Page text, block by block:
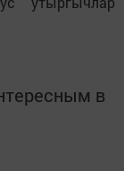
в